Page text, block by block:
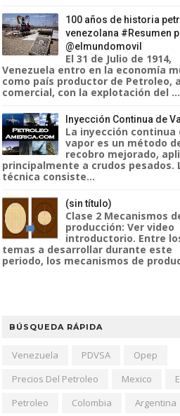
100 años de historia
venezolana #Resumen
@elmundomovil
El 31 de Julio de 1914,
Venezuela entro en la economía
como país productor de Petroleo,
comercial, con la explotación del ...
Inyección Continua de
La inyección continua
vapor es un método
recobro mejorado,
principalmente a crudos pesados.
técnica consiste...
(sin título)
Clase 2 Mecanismos
producción: Ver video
introductorio. Entre
temas a desarrollar durante este
periodo, los mecanismos de
BÚSQUEDA RÁPIDA
Venezuela PDVSA
Opep
Precios Del Petroleo
Mexico
Petroleo
Colombia
Argentina